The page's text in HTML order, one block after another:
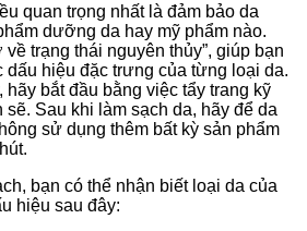
quan trọng nhất là đảm bảo da
dưỡng da hay mỹ phẩm nào.
trạng thái nguyên thủy”, giúp bạn
dấu hiệu đặc trưng của từng loại da.
bắt đầu bằng việc tẩy trang kỹ
Sau khi làm sạch da, hãy để da
sử dụng thêm bất kỳ sản phẩm
bạn có thể nhận biết loại da của
hiệu sau đây: